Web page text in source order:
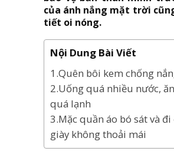
của ánh nắng mặt trời
tiết oi nóng.
Nội Dung Bài Viết
1.Quên bôi kem chống
2.Uống quá nhiều nước,
quá lạnh
3.Mặc quần áo bó sát và đi
giày không thoải mái